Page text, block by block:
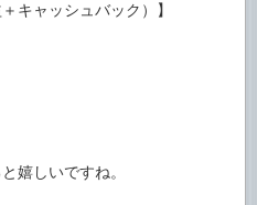
キャッシュバック）】
嬉しいですね。